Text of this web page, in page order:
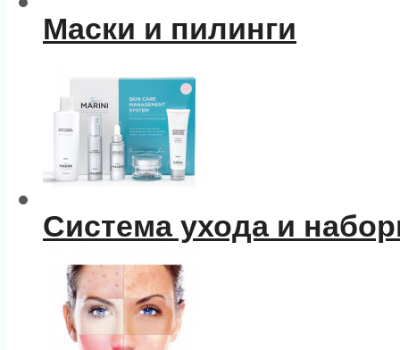
Маски и пилинги
Система ухода и